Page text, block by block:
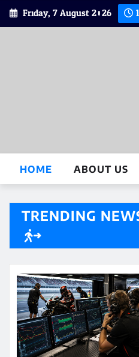
Skip
to
Friday, 7 August 2026
HOME ABOUT US
TRENDING
Telemetri MotoGP